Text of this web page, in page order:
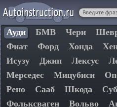
Ауди БМВ Чери
Фиат
Форд Хонда
Исузу
Джип Лексус
Мерседес
Мицубиси
Рено
Сааб Шкода
Фольксваген
Вольво